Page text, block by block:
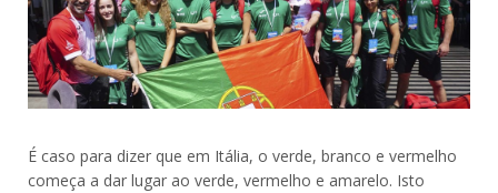
É caso para dizer que em Itália, o verde, branco e vermelho
começa a dar lugar ao verde, vermelho e amarelo. Isto